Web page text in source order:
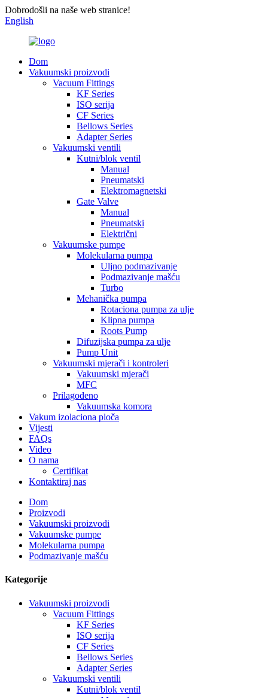
Dobrodošli na naše web stranice!
English
Dom
Vakuumski proizvodi
Vacuum Fittings
KF Series
ISO serija
CF Series
Bellows Series
Adapter Series
Vakuumski ventili
Kutni/blok ventil
Manual
Pneumatski
Elektromagnetski
Gate Valve
Manual
Pneumatski
Električni
Vakuumske pumpe
Molekularna pumpa
Uljno podmazivanje
Podmazivanje mašću
Turbo
Mehanička pumpa
Rotaciona pumpa za ulje
Klipna pumpa
Roots Pump
Difuzijska pumpa za ulje
Pump Unit
Vakuumski mjerači i kontroleri
Vakuumski mjerači
MFC
Prilagođeno
Vakuumska komora
Vakum izolaciona ploča
Vijesti
FAQs
Video
O nama
Certifikat
Kontaktiraj nas
Dom
Proizvodi
Vakuumski proizvodi
Vakuumske pumpe
Molekularna pumpa
Podmazivanje mašću
Kategorije
Vakuumski proizvodi
Vacuum Fittings
KF Series
ISO serija
CF Series
Bellows Series
Adapter Series
Vakuumski ventili
Kutni/blok ventil